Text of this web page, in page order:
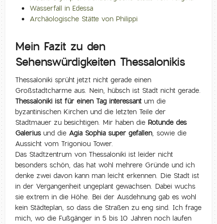
Wasserfall in Edessa
Archäologische Stätte von Philippi
Mein Fazit zu den
Sehenswürdigkeiten Thessalonikis
Thessaloniki sprüht jetzt nicht gerade einen
Großstadtcharme aus. Nein, hübsch ist Stadt nicht gerade.
Thessaloniki ist für einen Tag interessant um die
byzantinischen Kirchen und die letzten Teile der
Stadtmauer zu besichtigen. Mir haben die Rotunde des
Galeriusund die Agia Sophia super gefallen, sowie die
Aussicht vom Trigoniou Tower.
Das Stadtzentrum von Thessaloniki ist leider nicht
besonders schön, das hat wohl mehrere Gründe und ich
denke zwei davon kann man leicht erkennen. Die Stadt ist
in der Vergangenheit ungeplant gewachsen. Dabei wuchs
sie extrem in die Höhe. Bei der Ausdehnung gab es wohl
kein Städteplan, so dass die Straßen zu eng sind. Ich frage
mich, wo die Fußgänger in 5 bis 10 Jahren noch laufen